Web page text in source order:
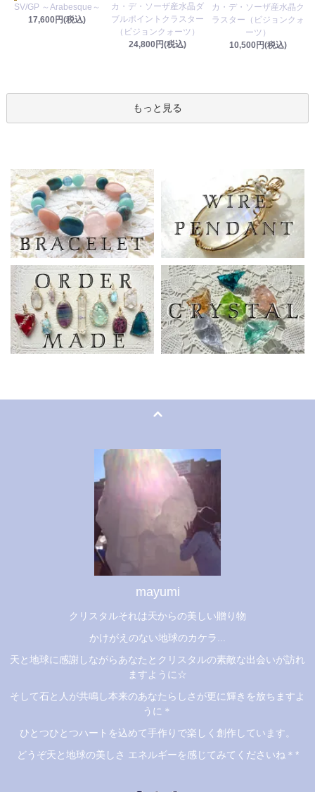
SV/GP ～Arabesque～
17,600円(税込)
カ・デ・ソーザ産水晶ダ
ブルポイントクラスター
（ビジョンクォーツ）
24,800円(税込)
カ・デ・ソーザ産水晶ク
ラスター（ビジョンクォ
ーツ）
10,500円(税込)
もっと見る
mayumi
クリスタルそれは天からの美しい贈り物
かけがえのない地球のカケラ...
天と地球に感謝しながらあなたとクリスタルの素敵な出会いが訪れ
ますように☆
そして石と人が共鳴し本来のあなたらしさが更に輝きを放ちますよ
うに＊
ひとつひとつハートを込めて手作りで楽しく創作しています。
どうぞ天と地球の美しさ エネルギーを感じてみてくださいね＊*